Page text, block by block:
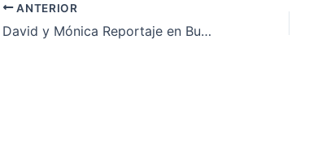
ANTERIOR
David y Mónica Reportaje en Buenas Noticias TV